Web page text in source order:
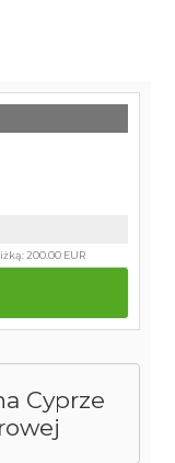
Cyprze
200.00 EUR